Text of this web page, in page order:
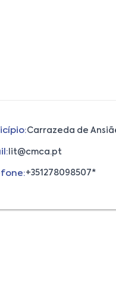
Carrazeda de
lit@cmca.pt
+351278098507*